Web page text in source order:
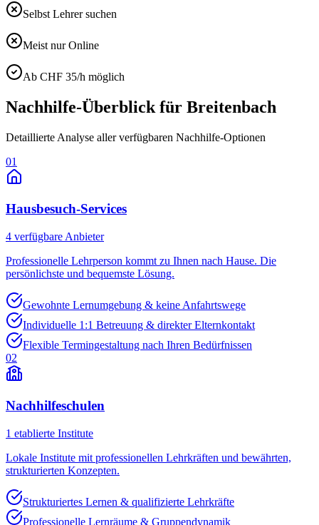
Selbst Lehrer suchen
Meist nur Online
Ab CHF 35/h möglich
Nachhilfe-Überblick für Breitenbach
Detaillierte Analyse aller verfügbaren Nachhilfe-Optionen
01
Hausbesuch-Services
4 verfügbare Anbieter
Professionelle Lehrperson kommt zu Ihnen nach Hause. Die
persönlichste und bequemste Lösung.
Gewohnte Lernumgebung & keine Anfahrtswege
Individuelle 1:1 Betreuung & direkter Elternkontakt
Flexible Termingestaltung nach Ihren Bedürfnissen
02
Nachhilfeschulen
1 etablierte Institute
Lokale Institute mit professionellen Lehrkräften und bewährten,
strukturierten Konzepten.
Strukturiertes Lernen & qualifizierte Lehrkräfte
Professionelle Lernräume & Gruppendynamik